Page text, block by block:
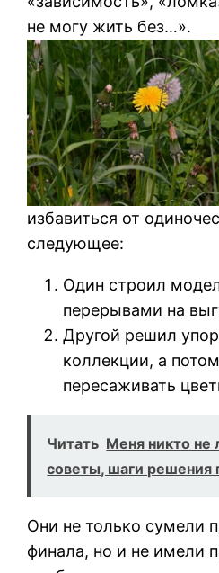
не могу жить без…».
избавиться от
следующее:
Один строил
перерывами на
Другой решил
коллекции, а
пересаживать
Читать Меня никто
советы, шаги решения
Они не только сумели
финала, но и не имели